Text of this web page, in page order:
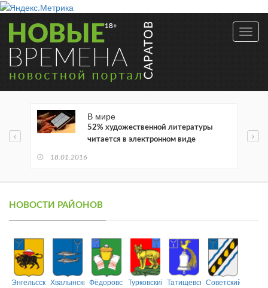
В мире
52% художественной литературы
читается в электронном виде
18.01.2016
НОВОСТИ РАЙОНОВ
ЭнгельсскийХвалынскийФёдоровскийТурковский ТатищевскийСоветский